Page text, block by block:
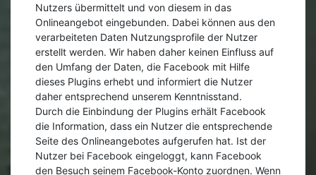
Nutzers übermittelt und von diesem in das
Onlineangebot eingebunden. Dabei können aus den
verarbeiteten Daten Nutzungsprofile der Nutzer
erstellt werden. Wir haben daher keinen Einfluss auf
den Umfang der Daten, die Facebook mit Hilfe
dieses Plugins erhebt und informiert die Nutzer
daher entsprechend unserem Kenntnisstand.
Durch die Einbindung der Plugins erhält Facebook
die Information, dass ein Nutzer die entsprechende
Seite des Onlineangebotes aufgerufen hat. Ist der
Nutzer bei Facebook eingeloggt, kann Facebook
den Besuch seinem Facebook-Konto zuordnen. Wenn